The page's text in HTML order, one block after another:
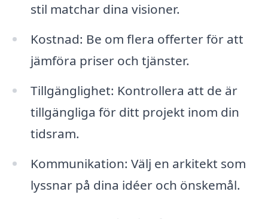
stil matchar dina visioner.
Kostnad: Be om flera offerter för att
jämföra priser och tjänster.
Tillgänglighet: Kontrollera att de är
tillgängliga för ditt projekt inom din
tidsram.
Kommunikation: Välj en arkitekt som
lyssnar på dina idéer och önskemål.